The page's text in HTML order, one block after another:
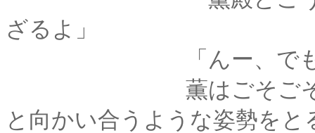
ざるよ」
「んー、でも
薫はごそごそと身体
と向かい合うような姿勢を